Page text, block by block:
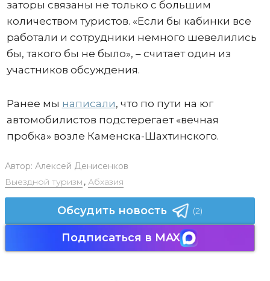
заторы связаны не только с большим
количеством туристов. «Если бы кабинки все
работали и сотрудники немного шевелились
бы, такого бы не было», – считает один из
участников обсуждения.
Ранее мы написали, что по пути на юг
автомобилистов подстерегает «вечная
пробка» возле Каменска-Шахтинского.
Автор: Алексей Денисенков
Выездной туризм , Абхазия
Обсудить новость (2)
Подписаться в MAX